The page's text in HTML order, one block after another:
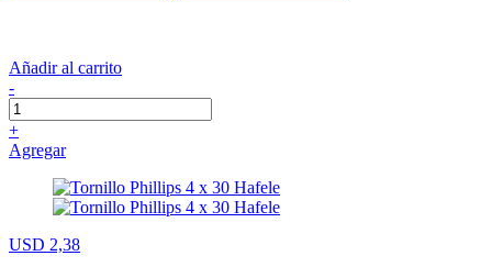
Añadir al carrito
-
+
Agregar
USD 2,38